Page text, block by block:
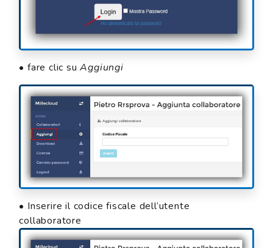
• fare clic suAggiungi
• Inserire il codice fiscale dell’utente
collaboratore